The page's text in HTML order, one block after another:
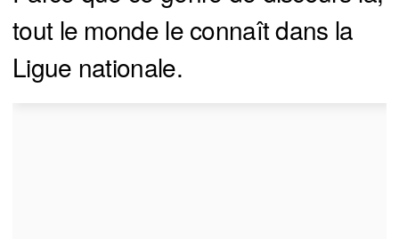
tout le monde le connaît dans la
Ligue nationale.